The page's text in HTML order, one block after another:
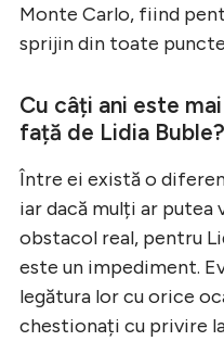
Monte Carlo, fiind
sprijin din toate
Cu câți ani este
față de Lidia Buble?
Între ei există o
iar dacă mulți ar putea
obstacol real, pentru
este un impediment.
legătura lor cu orice
chestionați cu privire